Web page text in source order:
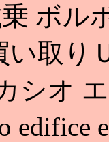
ボル
取り
シオ
edifice